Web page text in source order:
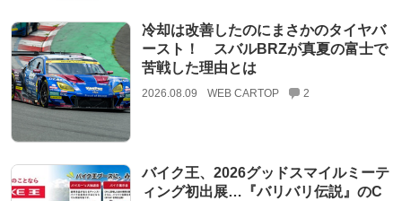
冷却は改善したのにまさかのタイヤバ
ースト！ スバルBRZが真夏の富士で
苦戦した理由とは
2026.08.09 WEB CARTOP 2
バイク王、2026グッドスマイルミーテ
ィング初出展…『バリバリ伝説』のC